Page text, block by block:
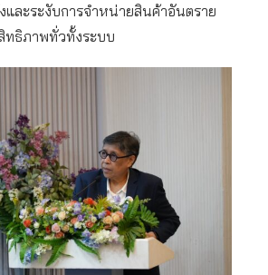
งและระงับการจำหน่ายสินค้าอันตราย
ทธิภาพทั่วทั้งระบบ